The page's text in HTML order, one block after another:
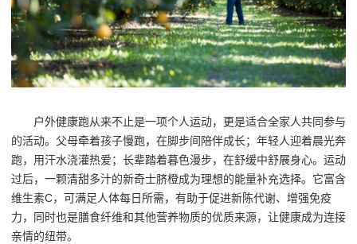
户外健康跑从来不止是一项个人运动，更是适合全家人共同参与
的活动。父母牵着孩子慢跑，在脚步间陪伴成长；年轻人迎着晨光奔
跑，用汗水浇灌热爱；长辈踏着暮色漫步，在舒缓中舒展身心。运动
过后，一颗清甜多汁的新奇士脐橙成为理想的能量补充选择。它富含
维生素C，可满足人体每日所需，有助于促进新陈代谢、增强免疫
力，同时也是膳食纤维和其他营养物质的优质来源，让健康成为连接
亲情的纽带。